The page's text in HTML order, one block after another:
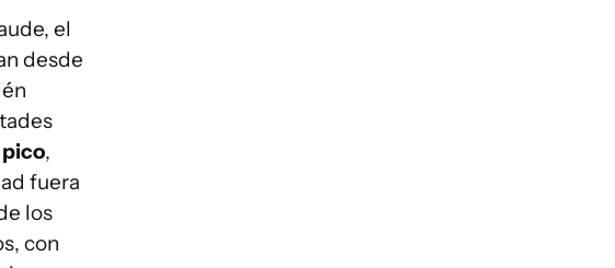
el
desde
,
fuera
los
con